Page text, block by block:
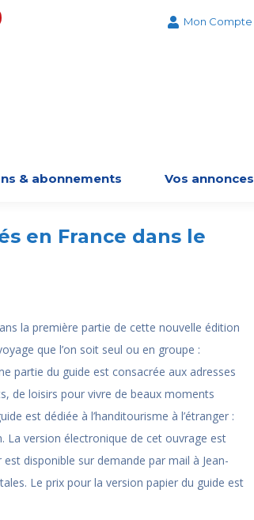
Mon Compte
& abonnements Vos annonces
en France dans le
la première partie de cette nouvelle édition
que l’on soit seul ou en groupe :
partie du guide est consacrée aux adresses
de loisirs pour vivre de beaux moments
est dédiée à l’handitourisme à l’étranger :
La version électronique de cet ouvrage est
disponible sur demande par mail à Jean-
Le prix pour la version papier du guide est